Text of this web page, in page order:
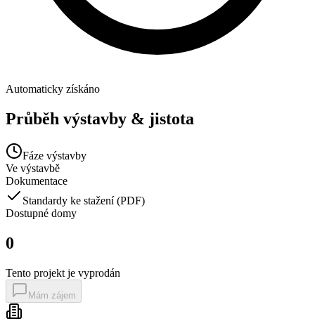
Automaticky získáno
Průběh výstavby & jistota
Fáze výstavby
Ve výstavbě
Dokumentace
Standardy ke stažení (PDF)
Dostupné domy
0
Tento projekt je vyprodán
Mám zájem